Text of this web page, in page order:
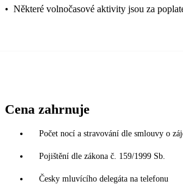
• Některé volnočasové aktivity jsou za
Cena zahrnuje
Počet nocí a stravování dle smlouvy o
Pojištění dle zákona č. 159/1999 Sb.
Česky mluvícího delegáta na telefonu